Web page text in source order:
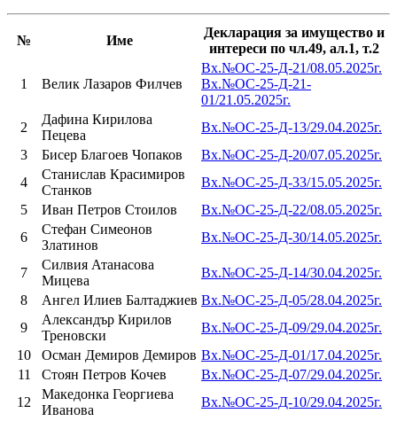
№ Име
Декларация за имущество и
интереси по чл.49, ал.1, т.2
1 Велик Лазаров Филчев
Вх.№ОС-25-Д-21/08.05.2025г.
Вх.№ОС-25-Д-21-
01/21.05.2025г.
2
Дафина Кирилова
Пецева
Вх.№ОС-25-Д-13/29.04.2025г.
3
Бисер Благоев Чопаков
Вх.№ОС-25-Д-20/07.05.2025г.
4
Станислав Красимиров
Станков
Вх.№ОС-25-Д-33/15.05.2025г.
5
Иван Петров Стоилов
Вх.№ОС-25-Д-22/08.05.2025г.
6
Стефан Симеонов
Златинов
Вх.№ОС-25-Д-30/14.05.2025г.
7
Силвия Атанасова
Мицева
Вх.№ОС-25-Д-14/30.04.2025г.
8
Ангел Илиев Балтаджиев Вх.№ОС-25-Д-05/28.04.2025г.
9
Александър Кирилов
Треновски
Вх.№ОС-25-Д-09/29.04.2025г.
10
Осман Демиров Демиров Вх.№ОС-25-Д-01/17.04.2025г.
11
Стоян Петров Кочев
Вх.№ОС-25-Д-07/29.04.2025г.
12
Македонка Георгиева
Иванова
Вх.№ОС-25-Д-10/29.04.2025г.